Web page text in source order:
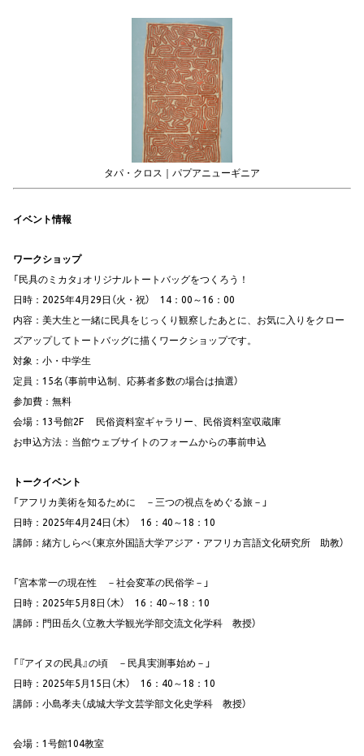
タパ・クロス｜パプアニューギニア
イベント情報
ワークショップ
「民具のミカタ」オリジナルトートバッグをつくろう！
日時：2025年4月29日（火・祝） 14：00～16：00
内容：美大生と一緒に民具をじっくり観察したあとに、お気に入りをクロー
ズアップしてトートバッグに描くワークショップです。
対象：小・中学生
定員：15名（事前申込制、応募者多数の場合は抽選）
参加費：無料
会場：13号館2F 民俗資料室ギャラリー、民俗資料室収蔵庫
お申込方法：当館ウェブサイトのフォームからの事前申込
トークイベント
「アフリカ美術を知るために －三つの視点をめぐる旅－」
日時：2025年4月24日（木） 16：40～18：10
講師：緒方しらべ（東京外国語大学アジア・アフリカ言語文化研究所 助教）
「宮本常一の現在性 －社会変革の民俗学－」
日時：2025年5月8日（木） 16：40～18：10
講師：門田岳久（立教大学観光学部交流文化学科 教授）
「『アイヌの民具』の頃 －民具実測事始め－」
日時：2025年5月15日（木） 16：40～18：10
講師：小島孝夫（成城大学文芸学部文化史学科 教授）
会場：1号館104教室